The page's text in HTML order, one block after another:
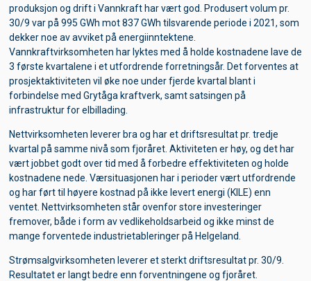
produksjon og drift i Vannkraft har vært god. Produsert volum pr.
30/9 var på 995 GWh mot 837 GWh tilsvarende periode i 2021, som
dekker noe av avviket på energiinntektene.
Vannkraftvirksomheten har lyktes med å holde kostnadene lave de
3 første kvartalene i et utfordrende forretningsår. Det forventes at
prosjektaktiviteten vil øke noe under fjerde kvartal blant i
forbindelse med Grytåga kraftverk, samt satsingen på
infrastruktur for elbillading.
Nettvirksomheten leverer bra og har et driftsresultat pr. tredje
kvartal på samme nivå som fjoråret. Aktiviteten er høy, og det har
vært jobbet godt over tid med å forbedre effektiviteten og holde
kostnadene nede. Værsituasjonen har i perioder vært utfordrende
og har ført til høyere kostnad på ikke levert energi (KILE) enn
ventet. Nettvirksomheten står ovenfor store investeringer
fremover, både i form av vedlikeholdsarbeid og ikke minst de
mange forventede industrietableringer på Helgeland.
Strømsalgvirksomheten leverer et sterkt driftsresultat pr. 30/9.
Resultatet er langt bedre enn forventningene og fjoråret.
Om bruk av cookies
PÃ¥ noen deler av www.helgelandkraft.no benyttes
informasjonskapsler, sÃ¥kalte cookies. PÃ¥ sider som